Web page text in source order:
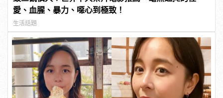
愛、血腥、暴力、噁心到極致！
生活話題